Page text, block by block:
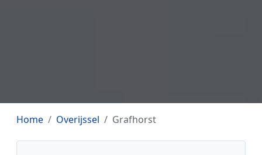
Home Overijssel Grafhorst